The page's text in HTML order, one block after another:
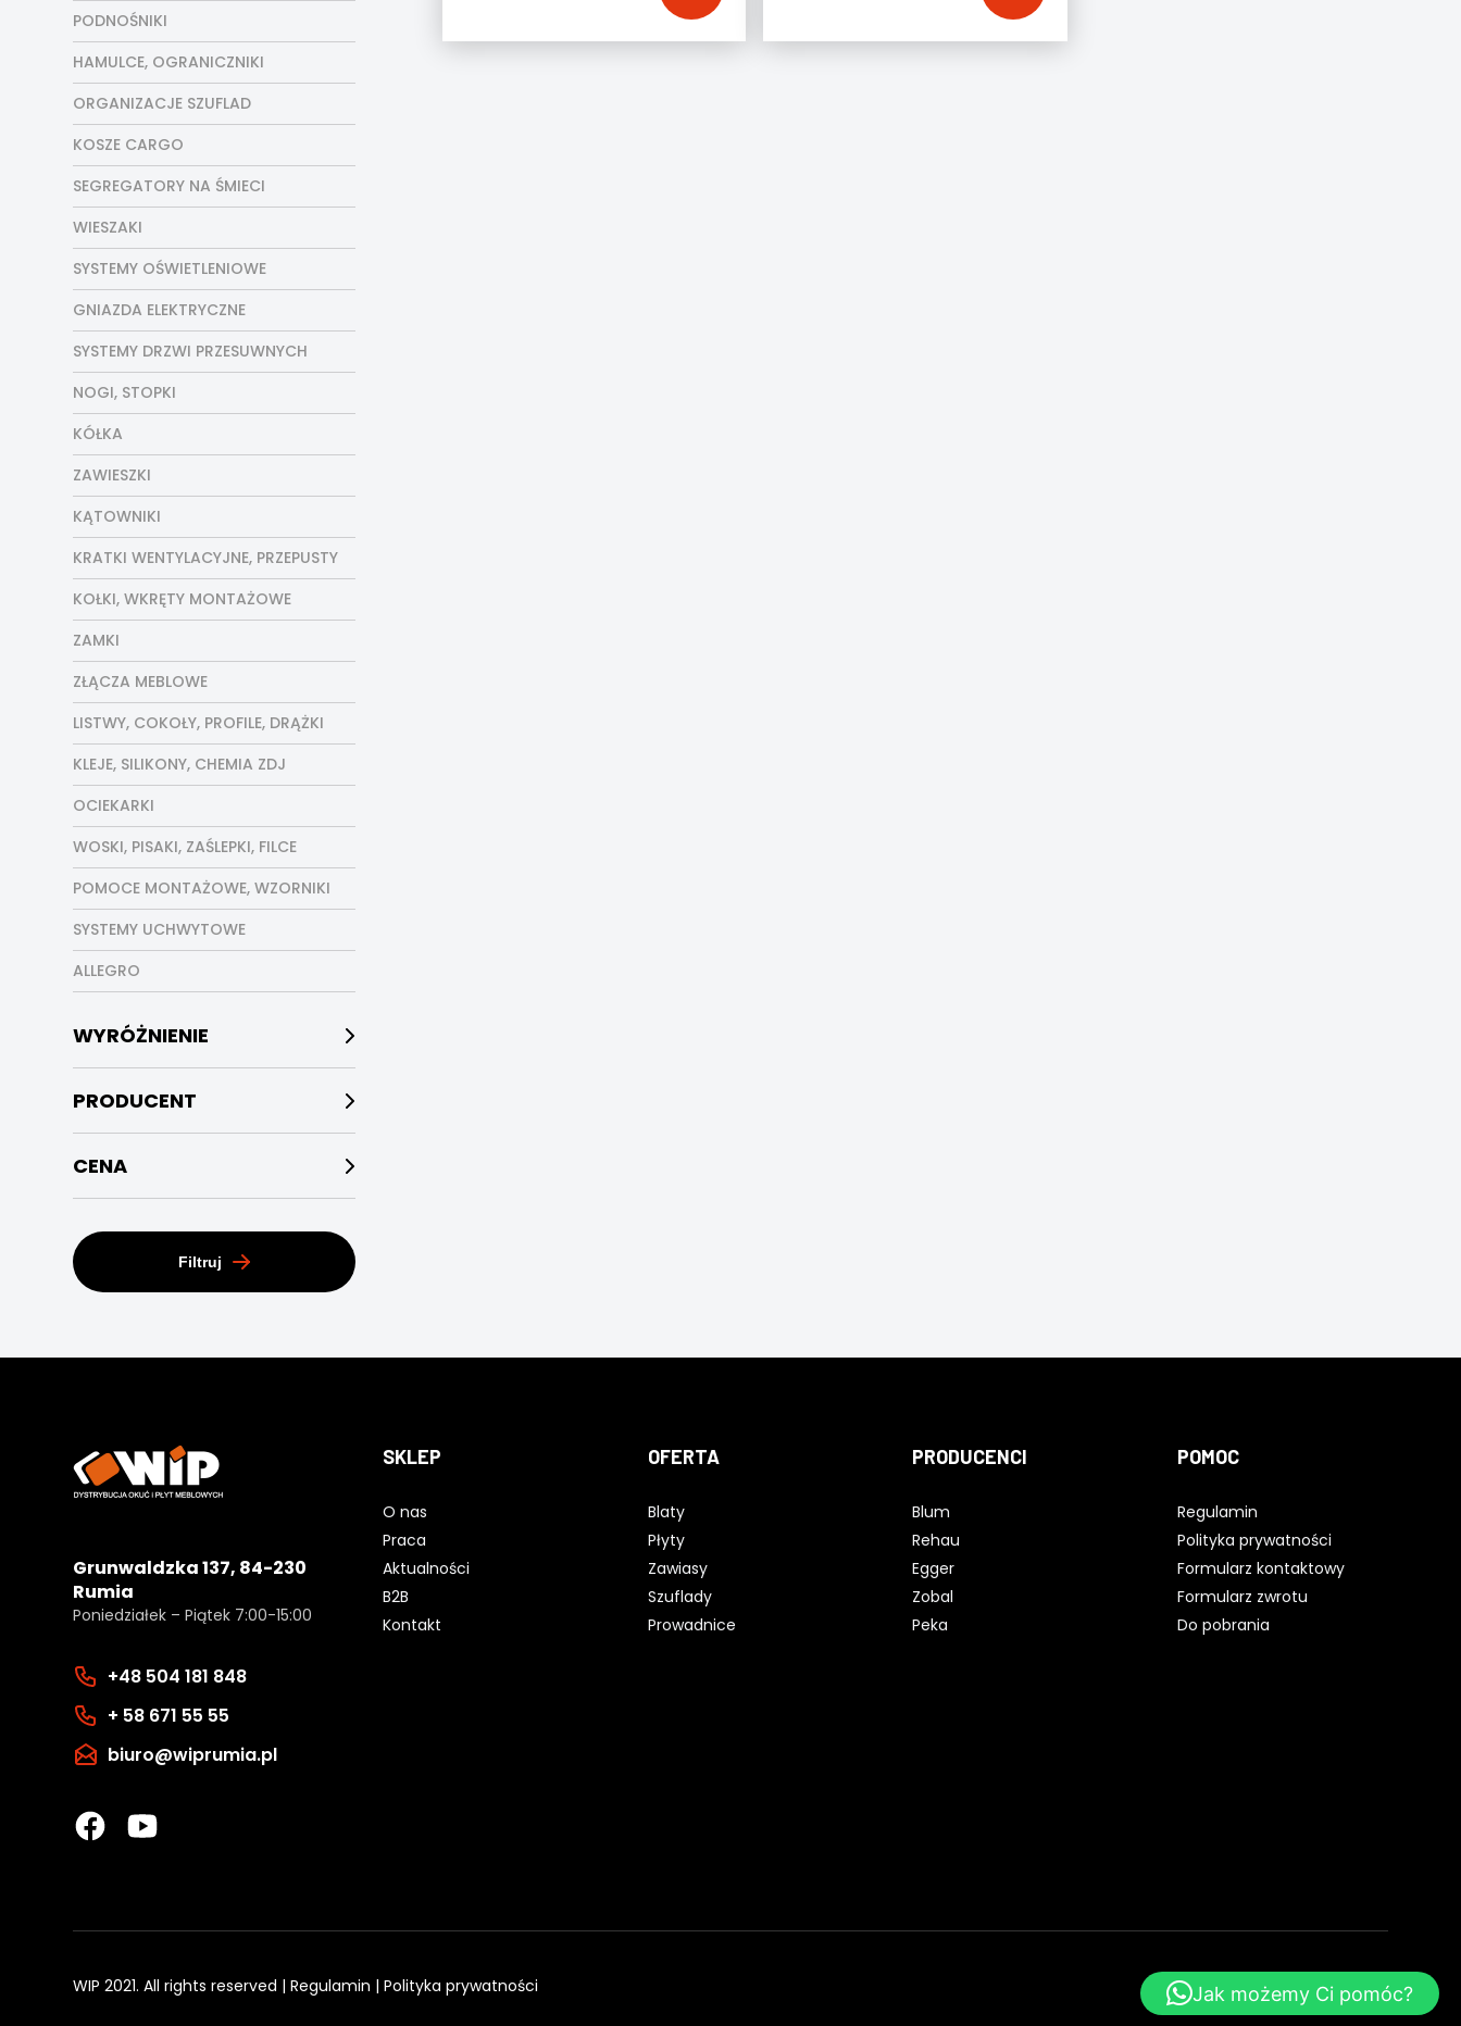
PODNOŚNIKI
HAMULCE, OGRANICZNIKI
ORGANIZACJE SZUFLAD
KOSZE CARGO
SEGREGATORY NA ŚMIECI
WIESZAKI
SYSTEMY OŚWIETLENIOWE
GNIAZDA ELEKTRYCZNE
SYSTEMY DRZWI PRZESUWNYCH
NOGI, STOPKI
KÓŁKA
ZAWIESZKI
KĄTOWNIKI
KRATKI WENTYLACYJNE, PRZEPUSTY
KOŁKI, WKRĘTY MONTAŻOWE
ZAMKI
ZŁĄCZA MEBLOWE
LISTWY, COKOŁY, PROFILE, DRĄŻKI
KLEJE, SILIKONY, CHEMIA ZDJ
OCIEKARKI
WOSKI, PISAKI, ZAŚLEPKI, FILCE
POMOCE MONTAŻOWE, WZORNIKI
SYSTEMY UCHWYTOWE
ALLEGRO
WYRÓŻNIENIE
PRODUCENT
CENA
Filtruj
Grunwaldzka 137, 84-230
Rumia
Poniedziałek – Piątek 7:00-15:00
+48 504 181 848
+ 58 671 55 55
biuro@wiprumia.pl
SKLEP
O nas
Praca
Aktualności
B2B
Kontakt
OFERTA
Blaty
Płyty
Zawiasy
Szuflady
Prowadnice
PRODUCENCI
Blum
Rehau
Egger
Zobal
Peka
POMOC
Regulamin
Polityka prywatności
Formularz kontaktowy
Formularz zwrotu
Do pobrania
WIP 2021. All rights reserved |Regulamin |Polityka prywatności WebsiteStyle.pl - Strony WWW
Jak możemy Ci pomóc?